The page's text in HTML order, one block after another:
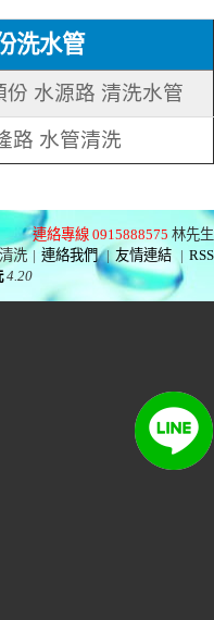
洗水管
份 水源路 清洗水管
路 水管清洗
連絡專線 0915888575 林先生
洗 | 連絡我們 | 友情連結 | RSS
4.20